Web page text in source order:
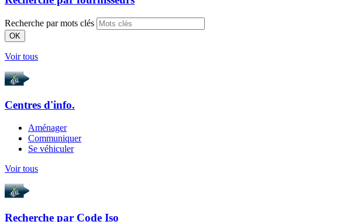
Recherche par mots clés
OK
Voir tous
Centres d'info.
Aménager
Communiquer
Se véhiculer
Voir tous
Recherche par Code Iso